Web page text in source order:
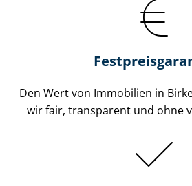
Den Wert von Immobilien in
wir fair, transparent und ohne